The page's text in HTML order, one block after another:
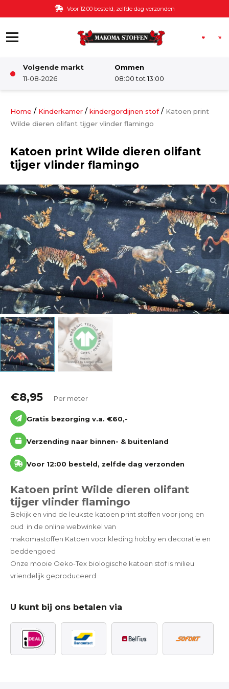
Ga naar de inhoud Voor 12:00 besteld, zelfde dag verzonden
Volgende markt
11-08-2026
Ommen
08:00 tot 13:00
Damesstoffen
Kinderstoffen
Kinderkamer
Katoen
Grootverbruik
Tijdpakker stof
Home / Kinderkamer / kindergordijnen stof/ Katoen print
Wilde dieren olifant tijger vlinder flamingo
Katoen print Wilde dieren olifant
tijger vlinder flamingo
€8,95 Per meter
Gratis bezorging v.a. €60,-
Verzending naar binnen- & buitenland
Voor 12:00 besteld, zelfde dag verzonden
Katoen print Wilde dieren olifant
tijger vlinder flamingo
Bekijk en vind de leukste katoen print stoffen voor jong en
oud in de online webwinkel van
makomastoffen Katoen voor kleding hobby en decoratie en
beddengoed
Onze mooie Oeko-Tex biologische katoen stof is milieu
vriendelijk geproduceerd
U kunt bij ons betalen via